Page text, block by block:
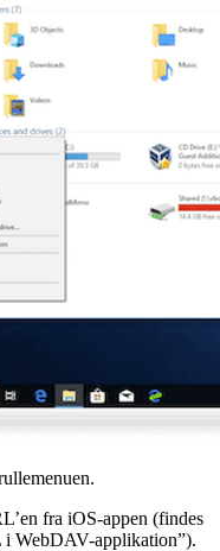
fra iOS-appen (findes
i WebDAV-applikation”).